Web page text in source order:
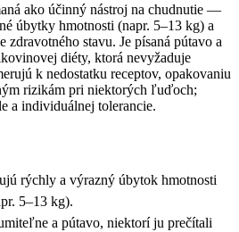
ako účinný nástroj na chudnutie —
úbytky hmotnosti (napr. 5–13 kg) a
stavu. Je písaná pútavo a
diéty, ktorá nevyžaduje
k nedostatku receptov, opakovaniu
rizikám pri niektorých ľuďoch;
a individuálnej tolerancie.
rýchly a výrazný úbytok hmotnosti
5–13 kg).
a pútavo, niektorí ju prečítali